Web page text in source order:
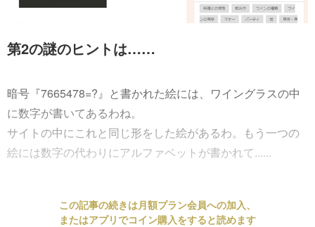
第2の謎のヒントは……
暗号『7665478=?』と書かれた絵には、ワイングラスの中
に数字が書いてあるわね。
サイトの中にこれと同じ形をした絵があるわ。もう一つの
絵には数字の代わりにアルファベットが書かれて......
この記事の続きは月額プラン会員への加入、
またはアプリでコイン購入をすると読めます